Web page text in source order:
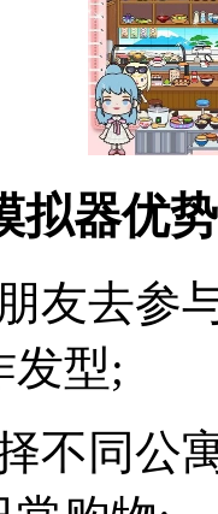
拟器优势
友去参
发型;
不同公